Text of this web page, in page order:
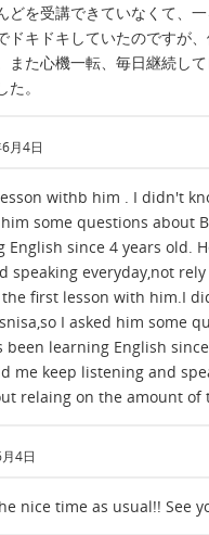
どを受講できていなくて、
ドキドキしていたのですが
また心機一転、毎日継続し
。
月4日
withb him . I didn't
some questions about
English since 4 years old.
speaking everyday,not
first lesson with him.I
I asked him some
been learning English
me keep listening and
relaing on the amount of
4日
nice time as usual!! See